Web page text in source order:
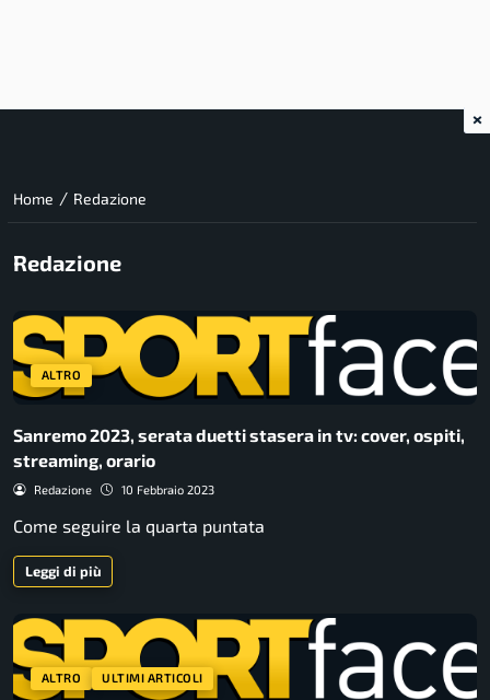
Home / Redazione
Redazione
ALTRO
Sanremo 2023, serata duetti stasera in tv: cover, ospiti,
streaming, orario
Redazione 10 Febbraio 2023
Come seguire la quarta puntata
Leggi di più
ALTRO ULTIMI ARTICOLI
×